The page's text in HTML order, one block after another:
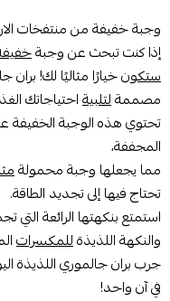
وجبة خفيفة من منتفخات
إذا كنت تبحث عن وجبة
ستكونخيارًا مثاليًا لك! بران
مصممةلتلبيةاحتياجاتك
تحتوي هذه الوجبة الخفيفة
المجففة،
مما يجعلها وجبة محمولة
تحتاج فيها إلى تجديد الطاقة.
استمتع بنكهتها الرائعة التي
والنكهة اللذيذةللمكسرات
جرب بران جالموري اللذيذة
في آن واحد!